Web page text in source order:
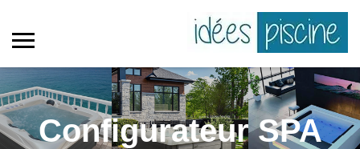
Configurateur SPA